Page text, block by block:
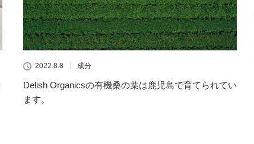
2022.8.8 成分
Delish Organicsの有機桑の葉は鹿児島で育てられてい
ます。